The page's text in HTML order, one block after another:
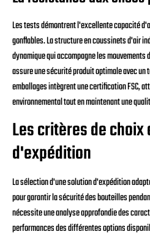
Les tests démontrent l'excellente capacité
gonflables. La structure en coussinets d'air
dynamique qui accompagne les
assure une sécurité produit optimale avec un
emballages intègrent une certification FSC,
environnemental tout en maintenant une
Les critères de
d'expédition
La sélection d'une solution d'expédition
pour garantir la sécurité des bouteilles
nécessite une analyse approfondie des
performances des différentes options